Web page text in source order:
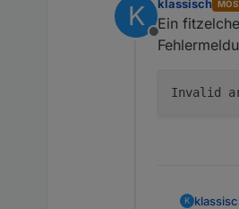
K
Offline
klassisch
Ein
Invalid
K